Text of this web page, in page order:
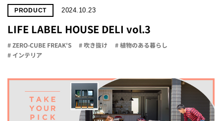
PRODUCT 2024.10.23
LIFE LABEL HOUSE DELI vol.3
# ZERO-CUBE FREAK'S # 吹き抜け
# 植物のある暮らし
# インテリア